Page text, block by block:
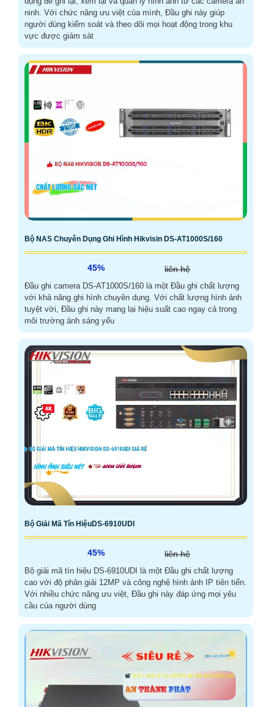
ninh. Với chức năng ưu việt của mình, Đầu ghi này giúp
người dùng kiểm soát và theo dõi mọi hoạt động trong khu
vực được giám sát
Bộ NAS Chuyên Dụng Ghi Hình Hikvisin DS-AT1000S/160
45% liên hệ
Đầu ghi camera DS-AT1000S/160 là một Đầu ghi chất lượng
với khả năng ghi hình chuyên dụng. Với chất lượng hình ảnh
tuyệt vời, Đầu ghi này mang lại hiệu suất cao ngay cả trong
môi trường ánh sáng yếu
Bộ Giải Mã Tín HiệuDS-6910UDI
45% liên hệ
Bộ giải mã tín hiệu DS-6910UDI là một Đầu ghi chất lượng
cao với độ phân giải 12MP và công nghệ hình ảnh IP tiên tiến.
Với nhiều chức năng ưu việt, Đầu ghi này đáp ứng mọi yêu
cầu của người dùng